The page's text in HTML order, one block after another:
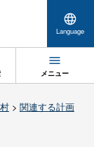
Language
メニュー
> 関連する計画